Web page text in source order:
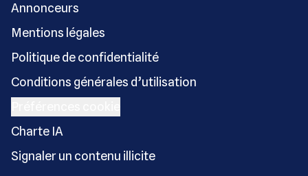
Annonceurs
Mentions légales
Politique de confidentialité
Conditions générales d’utilisation
Charte IA
Signaler un contenu illicite